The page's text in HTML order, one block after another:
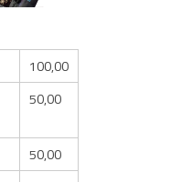
100,00
50,00
50,00